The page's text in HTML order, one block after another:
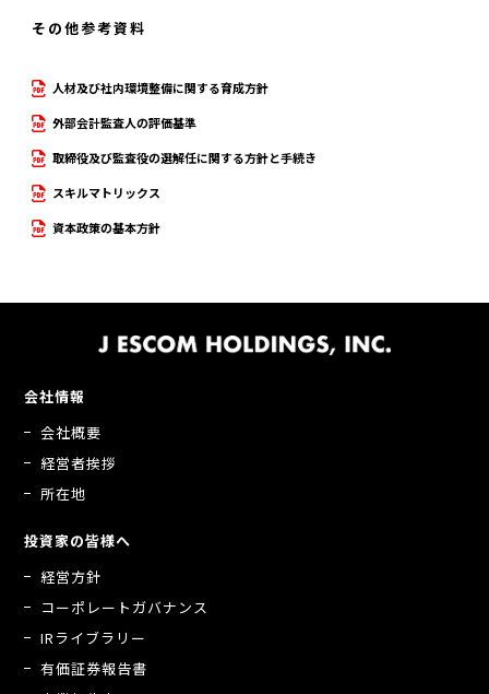
その他参考資料
人材及び社内環境整備に関する育成方針
外部会計監査人の評価基準
取締役及び監査役の選解任に関する方針と手続き
スキルマトリックス
資本政策の基本方針
会社情報
会社概要
経営者挨拶
所在地
投資家の皆様へ
経営方針
コーポレートガバナンス
IRライブラリー
有価証券報告書